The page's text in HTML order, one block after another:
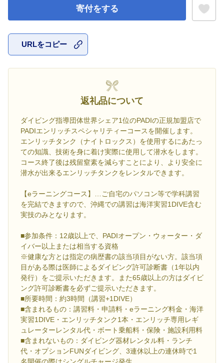
寄付をする
URLをコピー
返礼品について
ダイビング指導団体世界シェア1位のPADIの正規加盟店で
PADIエンリッチスペシャリティーコースを開催します。
エンリッチタンク（ナイトロックス）を使用するにあたっ
ての知識、技術を身に着け実際に使用して潜水をします。
コース終了後は残留窒素を減らすことにより、より安全に
潜水が出来るエンリッチタンクをレンタルできます。
【eラーニングコース】…ご自宅のパソコン等で学科講習
を完結できますので、沖縄での講習は海洋実習1DIVE含む
実技のみとなります。
■参加条件：12歳以上で、PADIオープン・ウォーター・ダ
イバー以上または相当する資格
※健康な方とは指定の病歴書の該当項目がない方。該当項
目がある際は医師によるダイビング許可診断書（1年以内
発行）をご提示いただきます。また65歳以上の方はダイビ
ング許可診断書を必ずご提示いただきます。
■所要時間：約3時間（講習+1DIVE）
■含まれるもの：講習料・申請料・eラーニング料金・海洋
実習1DIVE・エンリッチタンク1本・エンリッチ専用レギ
ュレーターレンタル代・ボート乗船料・保険・施設利用料
■含まれないもの：ダイビング器材レンタル料・ランチ
代・オプションFUNダイビング、3連休以上の連休時で1